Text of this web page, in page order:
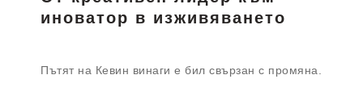
иноватор в изживяването
Пътят на Кевин винаги е бил свързан с промяна.